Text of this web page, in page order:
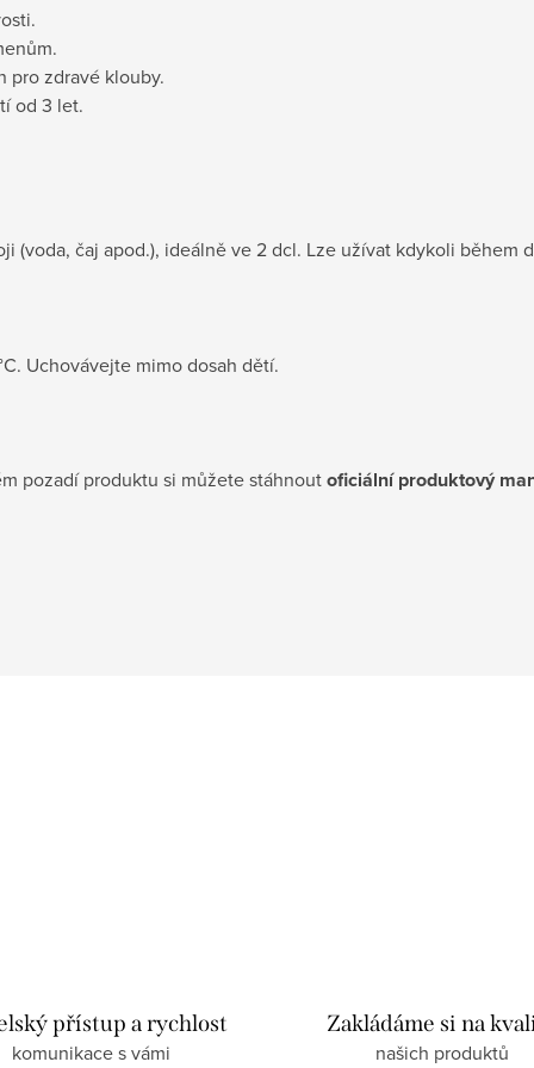
pro zdravé klouby.
od 3 let.
(voda, čaj apod.), ideálně ve 2 dcl. Lze užívat kdykoli během
Uchovávejte mimo dosah dětí.
pozadí produktu si můžete stáhnoutoficiální produktový
přístup a rychlost
komunikace s vámi
Zakládáme si na
našich produktů